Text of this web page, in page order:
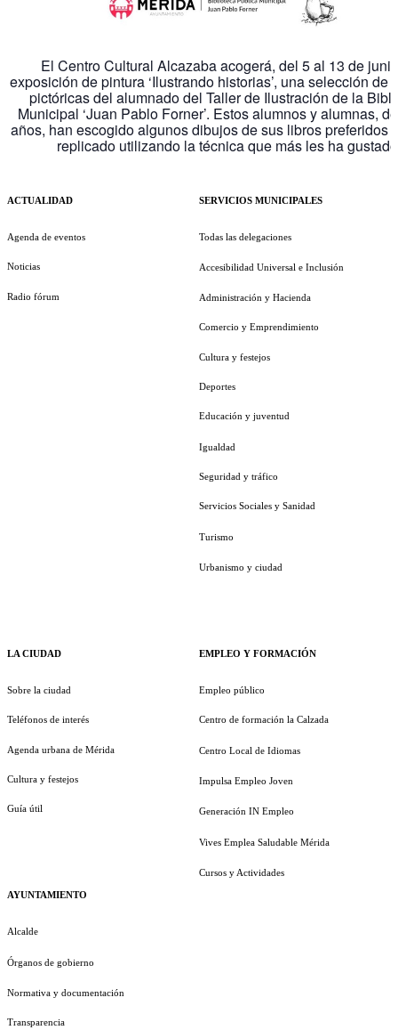
El Centro Cultural Alcazaba acogerá, del 5 al 13 de
exposición de pintura ‘Ilustrando historias’, una selección de
pictóricas del alumnado del Taller de Ilustración de la
Municipal ‘Juan Pablo Forner’. Estos alumnos y alumnas,
años, han escogido algunos dibujos de sus libros preferidos
replicado utilizando la técnica que más les ha
ACTUALIDAD
Agenda de eventos
Noticias
Radio fórum
LA CIUDAD
Sobre la ciudad
Teléfonos de interés
Agenda urbana de Mérida
Cultura y festejos
Guía útil
AYUNTAMIENTO
Alcalde
Órganos de gobierno
Normativa y documentación
Transparencia
SERVICIOS MUNICIPALES
Todas las delegaciones
Accesibilidad Universal e Inclusión
Administración y Hacienda
Comercio y Emprendimiento
Cultura y festejos
Deportes
Educación y juventud
Igualdad
Seguridad y tráfico
Servicios Sociales y Sanidad
Turismo
Urbanismo y ciudad
EMPLEO Y FORMACIÓN
Empleo público
Centro de formación la Calzada
Centro Local de Idiomas
Impulsa Empleo Joven
Generación IN Empleo
Vives Emplea Saludable Mérida
Cursos y Actividades